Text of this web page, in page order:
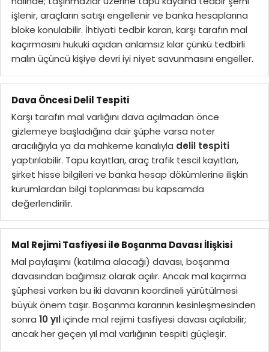
işlenir, araçların satışı engellenir ve banka hesaplarına
bloke konulabilir. İhtiyati tedbir kararı, karşı tarafın mal
kaçırmasını hukuki açıdan anlamsız kılar çünkü tedbirli
malın üçüncü kişiye devri iyi niyet savunmasını engeller.
Dava Öncesi Delil Tespiti
Karşı tarafın mal varlığını dava açılmadan önce
gizlemeye başladığına dair şüphe varsa noter
aracılığıyla ya da mahkeme kanalıyla delil tespiti
yaptırılabilir. Tapu kayıtları, araç trafik tescil kayıtları,
şirket hisse bilgileri ve banka hesap dökümlerine ilişkin
kurumlardan bilgi toplanması bu kapsamda
değerlendirilir.
Mal Rejimi Tasfiyesi ile Boşanma Davası İlişkisi
Mal paylaşımı (katılma alacağı) davası, boşanma
davasından bağımsız olarak açılır. Ancak mal kaçırma
şüphesi varken bu iki davanın koordineli yürütülmesi
büyük önem taşır. Boşanma kararının kesinleşmesinden
sonra 10 yıliçinde mal rejimi tasfiyesi davası açılabilir;
ancak her geçen yıl mal varlığının tespiti güçleşir.